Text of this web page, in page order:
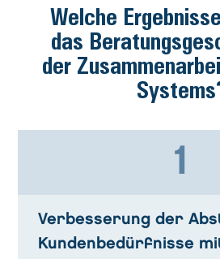
Welche
das
der
1
Verbesserung der
Kundenbedürfnisse